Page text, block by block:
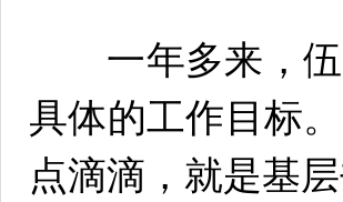
一年多来，伍
具体的工作目标
点滴滴，就是基